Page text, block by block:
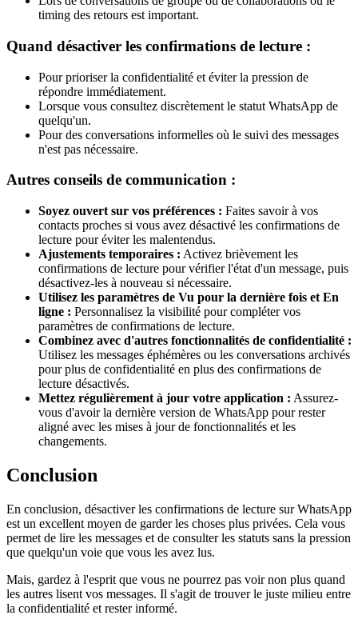
timing des retours est important.
Quand désactiver les confirmations de lecture :
Pour prioriser la confidentialité et éviter la pression de
répondre immédiatement.
Lorsque vous consultez discrètement le statut WhatsApp de
quelqu'un.
Pour des conversations informelles où le suivi des messages
n'est pas nécessaire.
Autres conseils de communication :
Soyez ouvert sur vos préférences : Faites savoir à vos
contacts proches si vous avez désactivé les confirmations de
lecture pour éviter les malentendus.
Ajustements temporaires : Activez brièvement les
confirmations de lecture pour vérifier l'état d'un message, puis
désactivez-les à nouveau si nécessaire.
Utilisez les paramètres de Vu pour la dernière fois et En
ligne : Personnalisez la visibilité pour compléter vos
paramètres de confirmations de lecture.
Combinez avec d'autres fonctionnalités de confidentialité :
Utilisez les messages éphémères ou les conversations archivés
pour plus de confidentialité en plus des confirmations de
lecture désactivés.
Mettez régulièrement à jour votre application : Assurez-
vous d'avoir la dernière version de WhatsApp pour rester
aligné avec les mises à jour de fonctionnalités et les
changements.
Conclusion
En conclusion, désactiver les confirmations de lecture sur WhatsApp
est un excellent moyen de garder les choses plus privées. Cela vous
permet de lire les messages et de consulter les statuts sans la pression
que quelqu'un voie que vous les avez lus.
Mais, gardez à l'esprit que vous ne pourrez pas voir non plus quand
les autres lisent vos messages. Il s'agit de trouver le juste milieu entre
la confidentialité et rester informé.